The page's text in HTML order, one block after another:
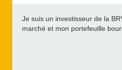
Je suis un investisseur de la
marché et mon portefeuille